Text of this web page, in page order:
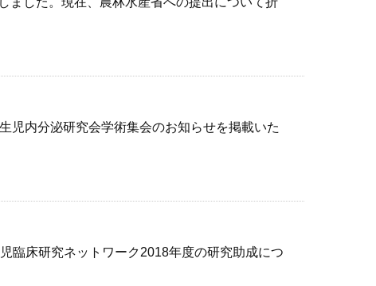
児内分泌研究会学術集会のお知らせを掲載いた
臨床研究ネットワーク2018年度の研究助成につ